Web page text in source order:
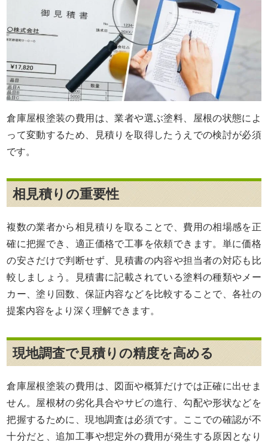
倉庫屋根塗装の費用は、業者や選ぶ塗料、屋根の状態によ
って変動するため、見積りを取得したうえでの検討が必須
です。
相見積りの重要性
複数の業者から相見積りを取ることで、費用の相場感を正
確に把握でき、適正価格で工事を依頼できます。単に価格
の安さだけで判断せず、見積書の内容や担当者の対応も比
較しましょう。見積書に記載されている塗料の種類やメー
カー、塗り回数、保証内容などを比較することで、各社の
提案内容をより深く理解できます。
現地調査で見積りの精度を高める
倉庫屋根塗装の費用は、図面や概算だけでは正確に出せま
せん。屋根材の劣化具合やサビの進行、勾配や形状などを
把握するために、現地調査は必須です。ここでの確認が不
十分だと、追加工事や想定外の費用が発生する原因となり